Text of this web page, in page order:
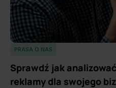
PRASA O NAS
Sprawdź jak
reklamy dla swojego